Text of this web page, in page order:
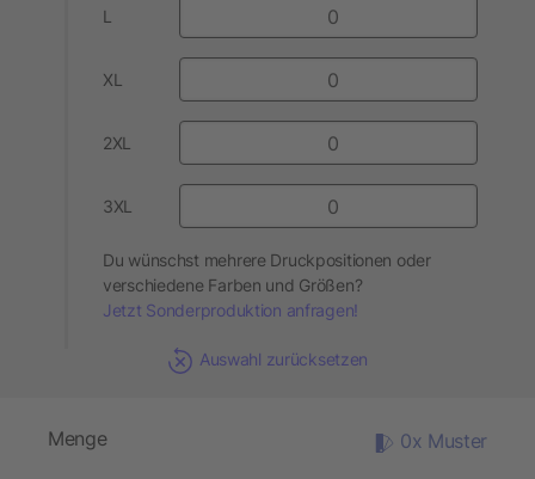
L
XL
2XL
3XL
Du wünschst mehrere Druckpositionen oder
verschiedene Farben und Größen?
Jetzt Sonderproduktion anfragen!
Auswahl zurücksetzen
Menge 0x Muster